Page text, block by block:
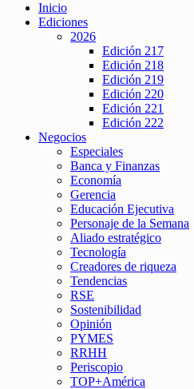
Inicio
Ediciones
2026
Edición 217
Edición 218
Edición 219
Edición 220
Edición 221
Edición 222
Negocios
Especiales
Banca y Finanzas
Economía
Gerencia
Educación Ejecutiva
Personaje de la Semana
Aliado estratégico
Tecnología
Creadores de riqueza
Tendencias
RSE
Sostenibilidad
Opinión
PYMES
RRHH
Periscopio
TOP+América